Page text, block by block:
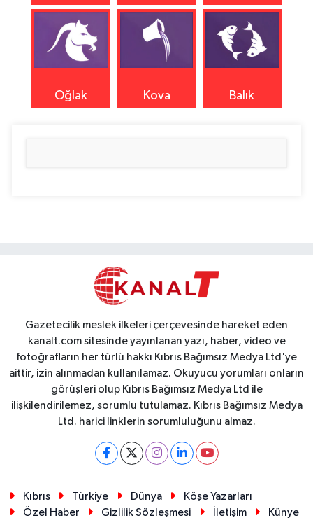
Oğlak Kova Balık
Gazetecilik meslek ilkeleri çerçevesinde hareket eden
kanalt.com sitesinde yayınlanan yazı, haber, video ve
fotoğrafların her türlü hakkı Kıbrıs Bağımsız Medya Ltd'ye
aittir, izin alınmadan kullanılamaz. Okuyucu yorumları onların
görüşleri olup Kıbrıs Bağımsız Medya Ltd ile
ilişkilendirilemez, sorumlu tutulamaz. Kıbrıs Bağımsız Medya
Ltd. harici linklerin sorumluluğunu almaz.
Kıbrıs Türkiye Dünya
Köşe Yazarları
Özel Haber
Gizlilik Sözleşmesi İletişim Künye